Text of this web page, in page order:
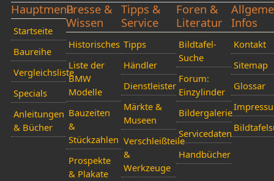
Hauptmenü
Startseite
Baureihe
Vergleichsliste
Specials
Anleitungen
& Bücher
Presse &
Wissen
Historisches
Liste der
BMW
Modelle
Bauzeiten
&
Stückzahlen
Prospekte
& Plakate
Tipps &
Service
Tipps
Händler
Dienstleister
Märkte &
Museen
Verschleißteile
&
Werkzeuge
Foren &
Literatur
Bildtafel-
Suche
Forum:
Einzylinder
Bildergalerie
Servicedaten
Handbücher
Infos
Kontakt
Sitemap
Glossar